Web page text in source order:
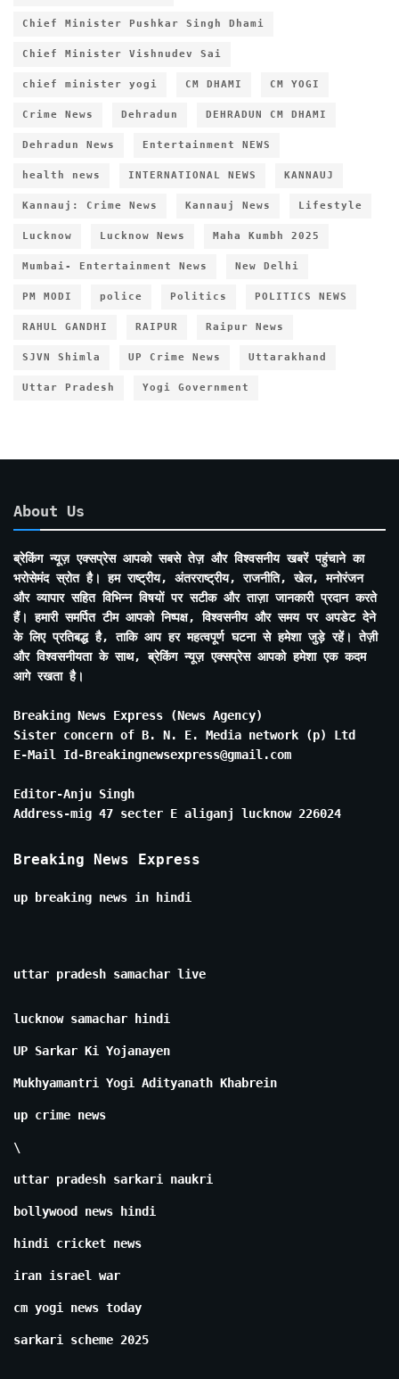
Chief Minister Pushkar Singh Dhami
Chief Minister Vishnudev Sai
chief minister yogi CM DHAMI CM YOGI
Crime News Dehradun DEHRADUN CM DHAMI
Dehradun News Entertainment NEWS
health news INTERNATIONAL NEWS KANNAUJ
Kannauj: Crime News Kannauj News Lifestyle
Lucknow Lucknow News Maha Kumbh 2025
Mumbai- Entertainment News New Delhi
PM MODI police Politics POLITICS NEWS
RAHUL GANDHI RAIPUR Raipur News
SJVN Shimla UP Crime News Uttarakhand
Uttar Pradesh Yogi Government
About Us
ब्रेकिंग न्यूज़ एक्सप्रेस आपको सबसे तेज़ और विश्वसनीय खबरें पहुंचाने का
भरोसेमंद स्रोत है। हम राष्ट्रीय, अंतरराष्ट्रीय, राजनीति, खेल, मनोरंजन
और व्यापार सहित विभिन्न विषयों पर सटीक और ताज़ा जानकारी प्रदान करते
हैं। हमारी समर्पित टीम आपको निष्पक्ष, विश्वसनीय और समय पर अपडेट देने
के लिए प्रतिबद्ध है, ताकि आप हर महत्वपूर्ण घटना से हमेशा जुड़े रहें। तेज़ी
और विश्वसनीयता के साथ, ब्रेकिंग न्यूज़ एक्सप्रेस आपको हमेशा एक कदम
आगे रखता है।
Breaking News Express (News Agency)
Sister concern of B. N. E. Media network (p) Ltd
E-Mail Id-Breakingnewsexpress@gmail.com
Editor-Anju Singh
Address-mig 47 secter E aliganj lucknow 226024
Breaking News Express
up breaking news in hindi
uttar pradesh samachar live
lucknow samachar hindi
UP Sarkar Ki Yojanayen
Mukhyamantri Yogi Adityanath Khabrein
up crime news
\
uttar pradesh sarkari naukri
bollywood news hindi
hindi cricket news
iran israel war
cm yogi news today
sarkari scheme 2025